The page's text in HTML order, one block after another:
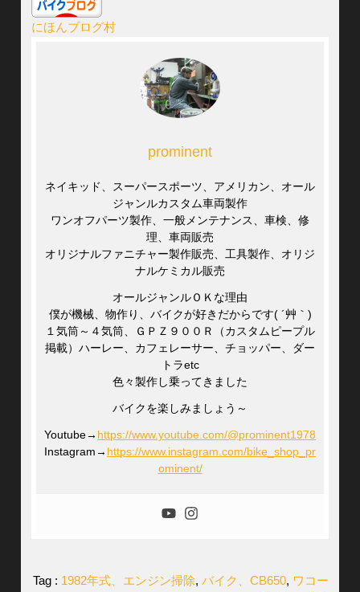
にほんブログ村
prominent
ネイキッド、スーパースポーツ、アメリカン、オール
ジャンルカスタム車両製作
ワンオフパーツ製作、一般メンテナンス、車検、修
理、車両販売
オリジナルファニチャー製作販売、工具製作、オリジ
ナルケミカル販売
オールジャンルＯＫな理由
僕が機械、物作り、バイクが好きだからです( ´艸｀)
１気筒～４気筒、ＧＰＺ９００Ｒ（カスタムピープル
掲載）ハーレー、カフェレーサー、チョッパー、ダー
トラetc
色々製作し乗ってきました
バイクを楽しみましょう～
Youtube→ https://www.youtube.com/@prominent1978
Instagram→ https://www.instagram.com/bike_shop_pr
ominent/
Tag : 1982年式、エンジン掃除,バイク、CB650, ワコー